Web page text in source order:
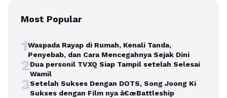
Most Popular
1Waspada Rayap di Rumah, Kenali Tanda,
Penyebab, dan Cara Mencegahnya Sejak Dini
2Dua personil TVXQ Siap Tampil setelah Selesai
Wamil
3Setelah Sukses Dengan DOTS, Song Joong Ki
Sukses dengan Film nya â€œBattleship